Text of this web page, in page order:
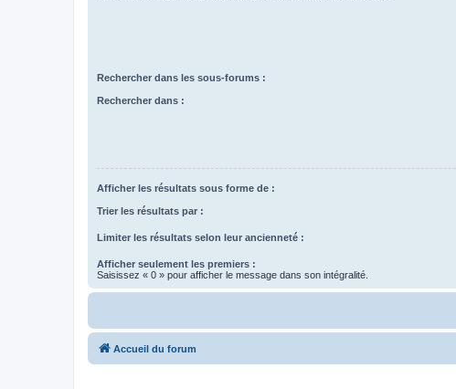
Rechercher dans les sous-forums :
Rechercher dans :
Afficher les résultats sous forme de :
Trier les résultats par :
Limiter les résultats selon leur ancienneté :
Afficher seulement les premiers :
Saisissez « 0 » pour afficher le message dans son intégralité.
Accueil du forum